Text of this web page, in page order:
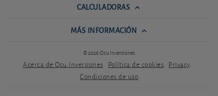
CALCULADORAS
MÁS INFORMACIÓN
© 2026 Ocu Inversiones
Acerca de Ocu Inversiones Política de cookies Privacy
Condiciones de uso